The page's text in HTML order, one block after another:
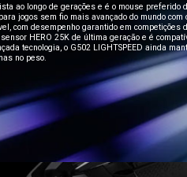
ao longo de gerações e é o mouse preferido
jogos sem fio mais avançado do mundo com
com desempenho garantido em competições
HERO 25K de última geração e é
tecnologia, o G502 LIGHTSPEED ainda
no peso.